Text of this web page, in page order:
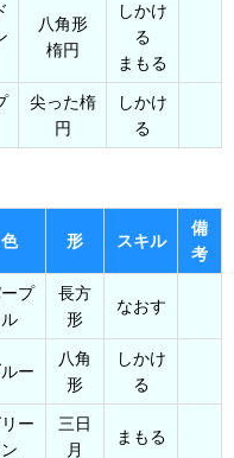
八角形
楕円
しかけ
る
まもる
尖った楕
円
しかけ
る
色 形 スキル
備
考
プ
ル
長方
形
なおす
ー
八角
形
しかけ
る
ー
ン
三日
月
まもる